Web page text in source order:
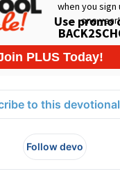
to this devotional
Follow devo